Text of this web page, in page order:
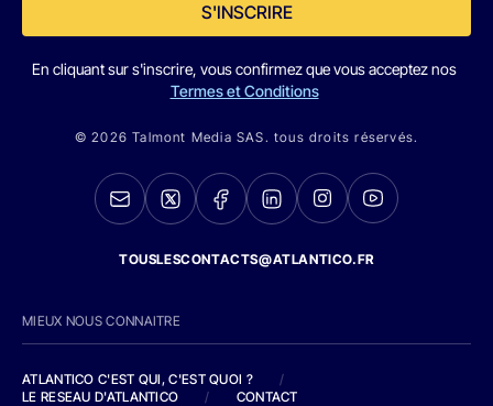
S'INSCRIRE
En cliquant sur s'inscrire, vous confirmez que vous acceptez nos
Termes et Conditions
© 2026 Talmont Media SAS. tous droits réservés.
TOUSLESCONTACTS@ATLANTICO.FR
MIEUX NOUS CONNAITRE
ATLANTICO C'EST QUI, C'EST QUOI ?
/
LE RESEAU D'ATLANTICO
/ CONTACT